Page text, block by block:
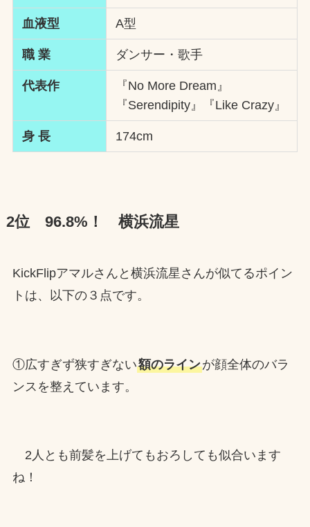
血液型 A型
職 業 ダンサー・歌手
代表作
『No More Dream』
『Serendipity』『Like Crazy』
身 長 174cm
2位 96.8%！ 横浜流星
KickFlipアマルさんと横浜流星さんが似てるポイン
トは、以下の３点です。
①広すぎず狭すぎない額のラインが顔全体のバラ
ンスを整えています。
2人とも前髪を上げてもおろしても似合います
ね！